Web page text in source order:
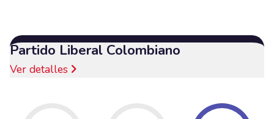
Partido Liberal Colombiano
Ver detalles